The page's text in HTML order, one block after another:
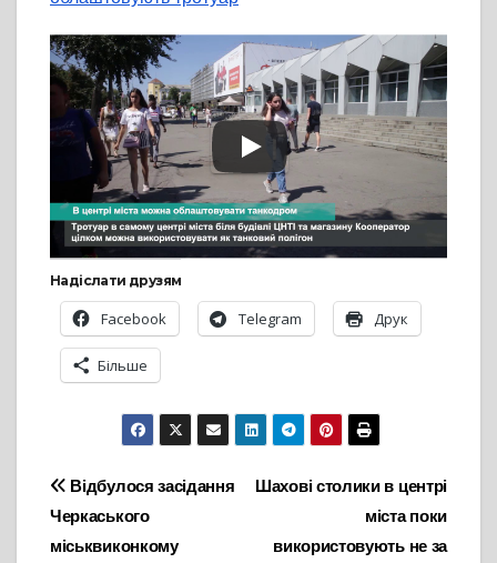
Надіслати друзям
Facebook Telegram Друк
Більше
Навігація
записів
Шахові столики в центрі
міста поки
використовують не за
Відбулося засідання
Черкаського
міськвиконкому